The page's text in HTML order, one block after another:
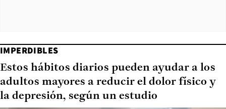
IMPERDIBLES
Estos hábitos diarios pueden ayudar a los
adultos mayores a reducir el dolor físico y
la depresión, según un estudio